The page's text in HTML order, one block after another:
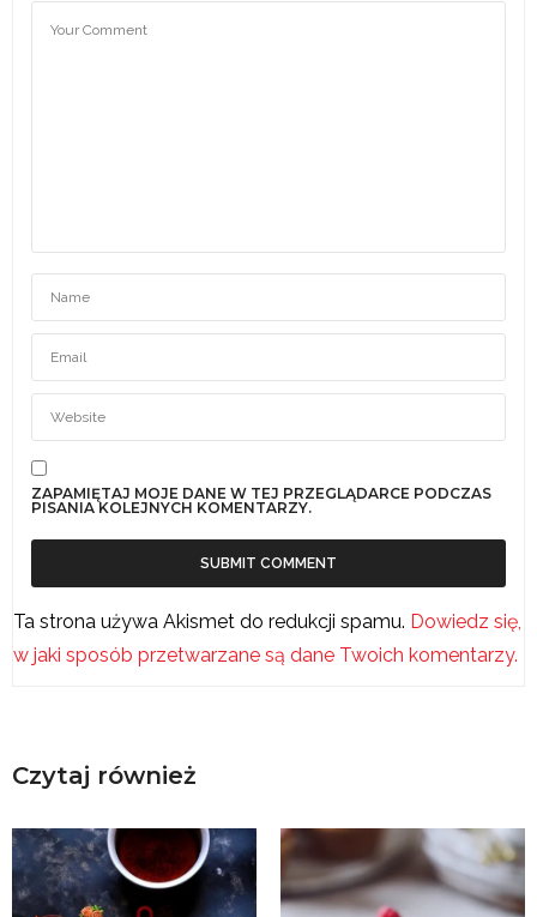
ZAPAMIĘTAJ MOJE DANE W TEJ PRZEGLĄDARCE PODCZAS
PISANIA KOLEJNYCH KOMENTARZY.
Ta strona używa Akismet do redukcji spamu. Dowiedz się,
w jaki sposób przetwarzane są dane Twoich komentarzy.
Czytaj również